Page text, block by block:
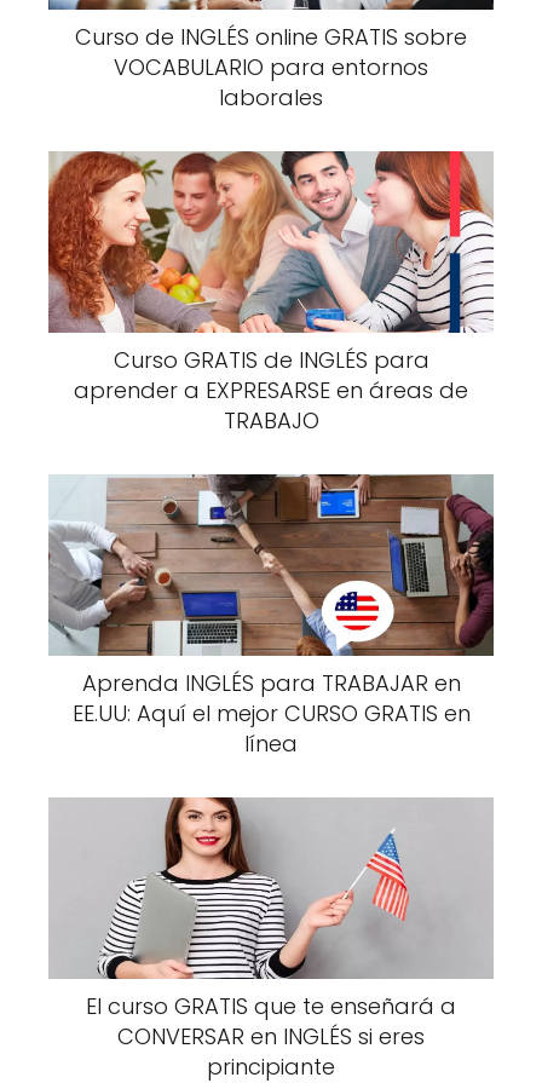
Curso de INGLÉS online GRATIS sobre
VOCABULARIO para entornos
laborales
Curso GRATIS de INGLÉS para
aprender a EXPRESARSE en áreas de
TRABAJO
Aprenda INGLÉS para TRABAJAR en
EE.UU: Aquí el mejor CURSO GRATIS en
línea
El curso GRATIS que te enseñará a
CONVERSAR en INGLÉS si eres
principiante